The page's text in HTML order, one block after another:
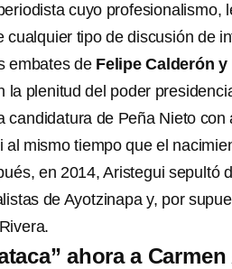
cuyo profesionalismo,
cualquier tipo de discusión de
embates deFelipe Calderón y
la plenitud del poder
candidatura de Peña Nieto con
mismo tiempo que el
en 2014, Aristegui sepultó
de Ayotzinapa y, por
ahora a